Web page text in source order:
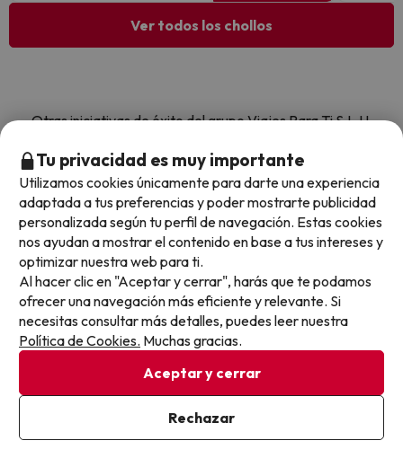
Ver todos los chollos
Otras iniciativas de éxito del grupo Viajes Para Ti S.L.U.
España) y Amimir.com, el buscador de hoteles con más
de 1.000.000 de alojamientos disponibles para
reservar y viajar por todo el mundo.
Sobre Buscounchollo.com
Top destinos
Hoteles Andalucía
Tu privacidad es muy importante
Utilizamos cookies únicamente para darte una experiencia
adaptada a tus preferencias y poder mostrarte publicidad
personalizada según tu perfil de navegación. Estas cookies
nos ayudan a mostrar el contenido en base a tus intereses y
optimizar nuestra web para ti.
Al hacer clic en "Aceptar y cerrar", harás que te podamos
ofrecer una navegación más eficiente y relevante. Si
necesitas consultar más detalles, puedes leer nuestra
Política de Cookies. Muchas gracias.
Aceptar y cerrar
Rechazar